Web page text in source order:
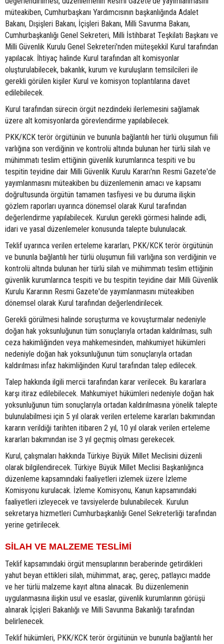
müteakiben, Cumhurbaşkanı Yardımcısının başkanlığında Adalet
Bakanı, Dışişleri Bakanı, İçişleri Bakanı, Milli Savunma Bakanı,
Cumhurbaşkanlığı Genel Sekreteri, Milli İstihbarat Teşkilatı Başkanı ve
Milli Güvenlik Kurulu Genel Sekreteri'nden müteşekkil Kurul tarafından
yapılacak. İhtiyaç halinde Kurul tarafından alt komisyonlar
oluşturulabilecek, bakanlık, kurum ve kuruluşların temsilcileri ile
gerekli görülen kişiler Kurul ve komisyon toplantılarına davet
edilebilecek.
Kurul tarafından sürecin örgüt nezdindeki ilerlemesini sağlamak
üzere alt komisyonlarda görevlendirme yapılabilecek.
PKK/KCK terör örgütünün ve bununla bağlantılı her türlü oluşumun fiili
varlığına son verdiğinin ve kontrolü altında bulunan her türlü silah ve
mühimmatı teslim ettiğinin güvenlik kurumlarınca tespiti ve bu
tespitin teyidine dair Milli Güvenlik Kurulu Kararı'nın Resmi Gazete'de
yayımlanmasını müteakiben bu düzenlemenin amacı ve kapsamı
doğrultusunda örgütün tamamen tasfiyesi ve bu duruma ilişkin
gözlem raporları uyarınca dönemsel olarak Kurul tarafından
değerlendirme yapılabilecek. Kurulun gerekli görmesi halinde adli,
idari ve yasal düzenlemeler konusunda talepte bulunulacak.
Teklif uyarınca verilen erteleme kararları, PKK/KCK terör örgütünün
ve bununla bağlantılı her türlü oluşumun fiili varlığına son verdiğinin ve
kontrolü altında bulunan her türlü silah ve mühimmatı teslim ettiğinin
güvenlik kurumlarınca tespiti ve bu tespitin teyidine dair Milli Güvenlik
Kurulu Kararının Resmi Gazete'de yayımlanmasını müteakiben
dönemsel olarak Kurul tarafından değerlendirilecek.
Gerekli görülmesi halinde soruşturma ve kovuşturmalar nedeniyle
doğan hak yoksunluğunun tüm sonuçlarıyla ortadan kaldırılması, sulh
ceza hakimliğinden veya mahkemesinden, mahkumiyet hükümleri
nedeniyle doğan hak yoksunluğunun tüm sonuçlarıyla ortadan
kaldırılması infaz hakimliğinden Kurul tarafından talep edilecek.
Talep hakkında ilgili mercii tarafından karar verilecek. Bu kararlara
karşı itiraz edilebilecek. Mahkumiyet hükümleri nedeniyle doğan hak
yoksunluğunun tüm sonuçlarıyla ortadan kaldırılmasına yönelik talepte
bulunulabilmesi için 5 yıl olarak verilen erteleme kararları bakımından
kararın verildiği tarihten itibaren 2 yıl, 10 yıl olarak verilen erteleme
kararları bakımından ise 3 yıl geçmiş olması gerekecek.
Kurul, çalışmaları hakkında Türkiye Büyük Millet Meclisini düzenli
olarak bilgilendirecek. Türkiye Büyük Millet Meclisi Başkanlığınca
düzenleme kapsamındaki faaliyetleri izlemek üzere İzleme
Komisyonu kurulacak. İzleme Komisyonu, Kanun kapsamındaki
faaliyetleri izleyecek ve tavsiyelerde bulunabilecek. Kurulun
sekretarya hizmetleri Cumhurbaşkanlığı Genel Sekreterliği tarafından
yerine getirilecek.
SİLAH VE MALZEME TESLİMİ
Teklif kapsamındaki örgüt mensuplarının beraberinde getirdikleri
yahut beyan ettikleri silah, mühimmat, araç, gereç, patlayıcı madde
ve her türlü malzeme kayıt altına alınacak. Bu düzenlemenin
uygulanmasına ilişkin usul ve esaslar, güvenlik kurumlarının görüşü
alınarak İçişleri Bakanlığı ve Milli Savunma Bakanlığı tarafından
belirlenecek.
Teklif hükümleri, PKK/KCK terör örgütünün ve bununla bağlantılı her